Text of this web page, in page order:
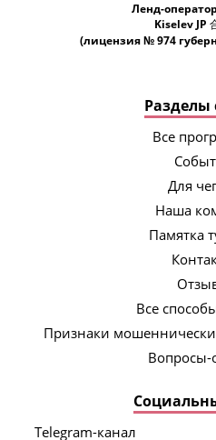
Ленд-
Kiselev JP
(лицензия № 974
Разделы
Все
Для
Наша
Памятка
Все
Признаки
Вопросы-
Telegram-канал